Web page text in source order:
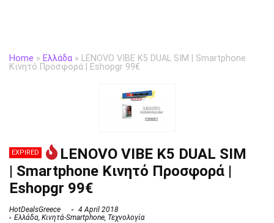
Home » Ελλάδα » LENOVO VIBE K5 DUAL SIM | Smartphone
Κινητό Προσφορά | Eshopgr 99€
EXPIRED
LENOVO VIBE K5 DUAL SIM
| Smartphone Κινητό Προσφορά |
Eshopgr 99€
HotDealsGreece
4 April 2018
Ελλάδα, Κινητά-Smartphone, Τεχνολογία